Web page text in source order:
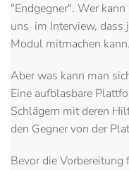
"Endgegner". Wer
uns im Interview, dass
Modul mitmachen kann.
Aber was kann man
Eine aufblasbare
Schlägern mit deren
den Gegner von der
Bevor die